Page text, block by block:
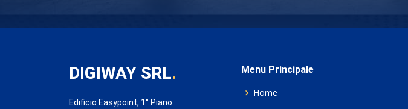
DIGIWAY SRL.
Edificio Easypoint, 1° Piano
Menu Principale
Home